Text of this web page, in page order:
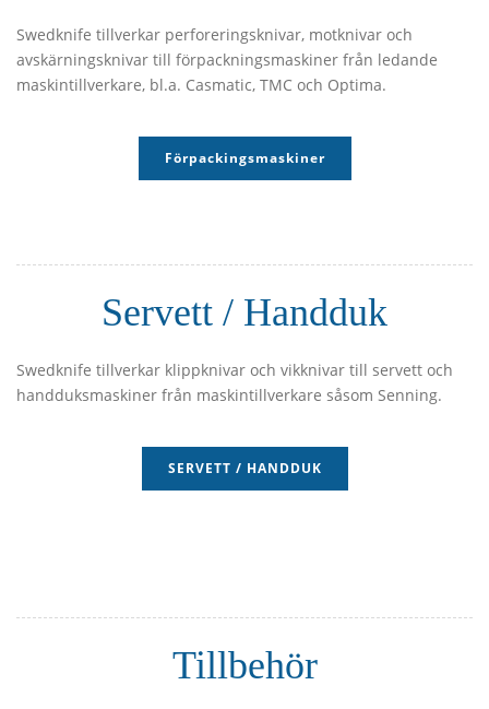
Swedknife tillverkar perforeringsknivar, motknivar och
avskärningsknivar till förpackningsmaskiner från ledande
maskintillverkare, bl.a. Casmatic, TMC och Optima.
Förpackingsmaskiner
Servett / Handduk
Swedknife tillverkar klippknivar och vikknivar till servett och
handduksmaskiner från maskintillverkare såsom Senning.
SERVETT / HANDDUK
Tillbehör